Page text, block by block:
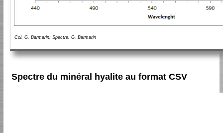
Col. G. Barmarin; Spectre: G. Barmarin
Spectre du minéral hyalite au format CSV